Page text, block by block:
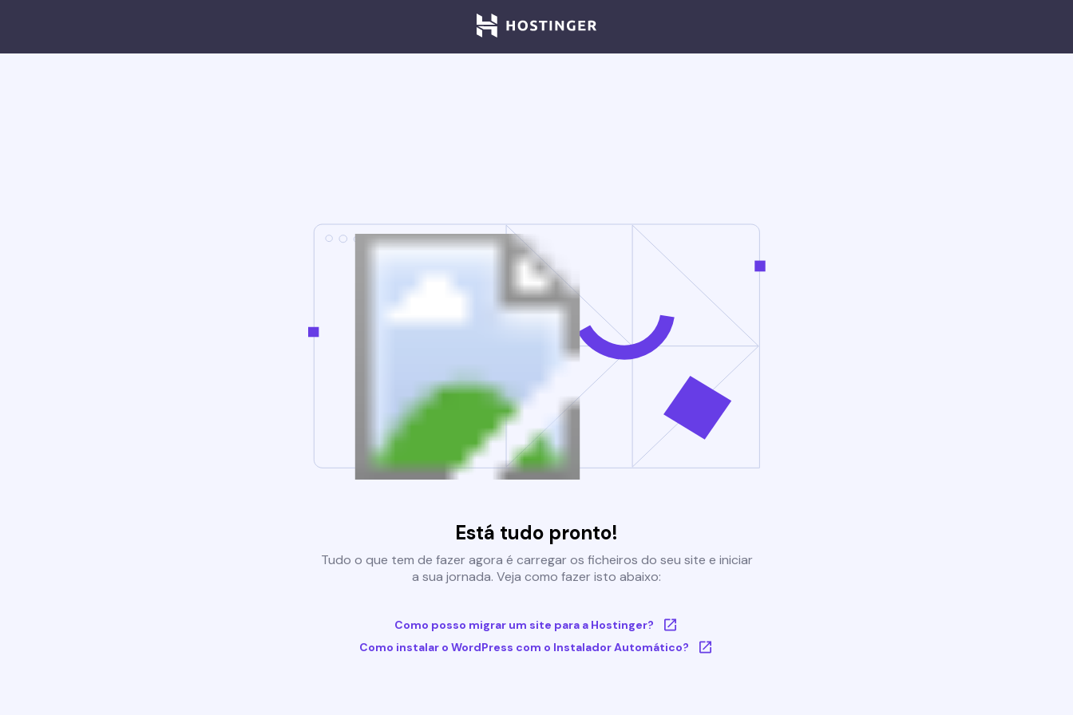
Está tudo pronto!
Tudo o que tem de fazer agora é carregar os ficheiros do seu site e iniciar
a sua jornada. Veja como fazer isto abaixo:
Como posso migrar um site para a Hostinger?
Como instalar o WordPress com o Instalador Automático?